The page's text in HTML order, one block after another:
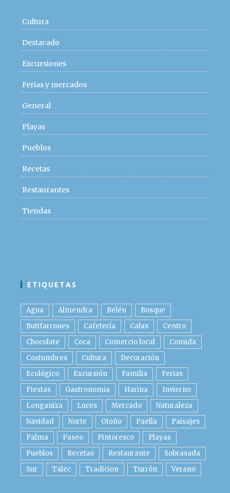
Cultura
Destacado
Excursiones
Ferias y mercados
General
Playas
Pueblos
Recetas
Restaurantes
Tiendas
ETIQUETAS
Agua Almendra Belén
Bosque
Butifarrones
Cafetería Calas
Centro
Chocolate
Coca Comercio local
Comida
Costumbres
Cultura
Decoración
Ecológico
Excursión Familia
Ferias
Fiestas
Gastronomia Harina
Invierno
Longaniza
Luces Mercado
Naturaleza
Navidad
Norte Otoño Paella
Paisajes
Palma
Paseo Pintoresco
Playas
Pueblos
Recetas Restaurante
Sobrasada
Sur
Talec Tradicion Turrón Verano